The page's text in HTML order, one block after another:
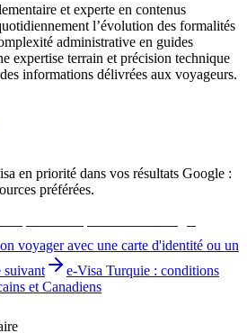
et experte en contenus
l’évolution des formalités
administrative en guides
expertise terrain et précision technique
informations délivrées aux voyageurs.
en priorité dans vos résultats Google :
préférées.
voyager avec une carte d'identité ou un
suivant
e-Visa Turquie : conditions
et Canadiens